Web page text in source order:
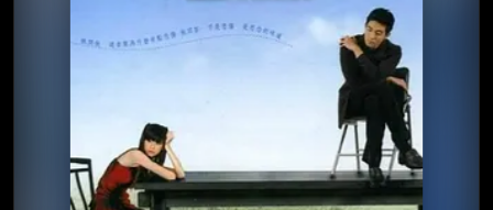
夸克网盘